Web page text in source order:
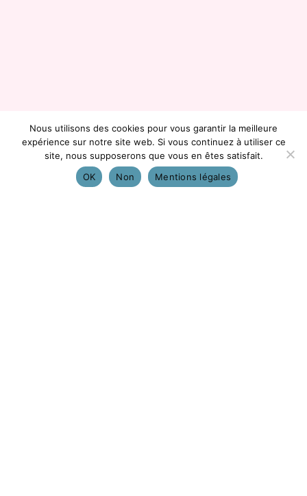
Nous utilisons des cookies pour vous garantir la meilleure
expérience sur notre site web. Si vous continuez à utiliser ce
site, nous supposerons que vous en êtes satisfait.
OK
Non Mentions légales